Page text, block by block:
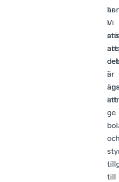
Vi
att
det
är
att
ge
till
är
i
i